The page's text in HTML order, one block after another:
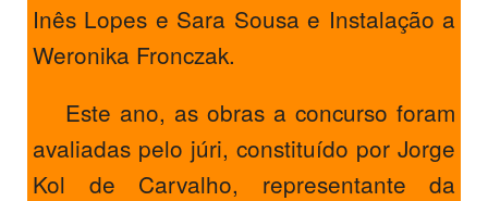
Inês Lopes e Sara Sousa e Instalação a
Weronika Fronczak.
Este ano, as obras a concurso foram
avaliadas pelo júri, constituído por Jorge
Kol de Carvalho, representante da